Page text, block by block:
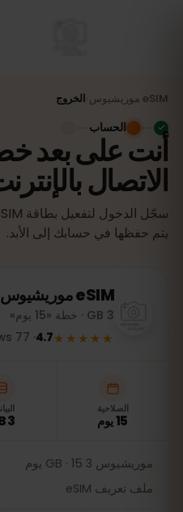
eSIM موريشيوس الخروج
أنت على بعد
الاتصال
يتم حفظها في حسابك إلى الأبد.
الحساب
eSIMموريشيوس
3 GB · خطة «15 يوم»
★★★★★
4.7
·
77
الصلاحية
15 يوم 3 GB
موريشيوس 3 GB · 15 يوم
ملف تعريف eSIM